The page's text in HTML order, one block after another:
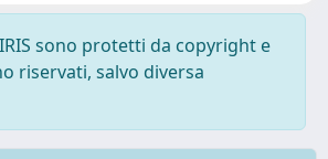
sono protetti da copyright e
riservati, salvo diversa